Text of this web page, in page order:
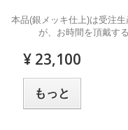
本品(銀メッキ仕上)は受注
が、お時間を頂戴す
¥ 23,100
もっと